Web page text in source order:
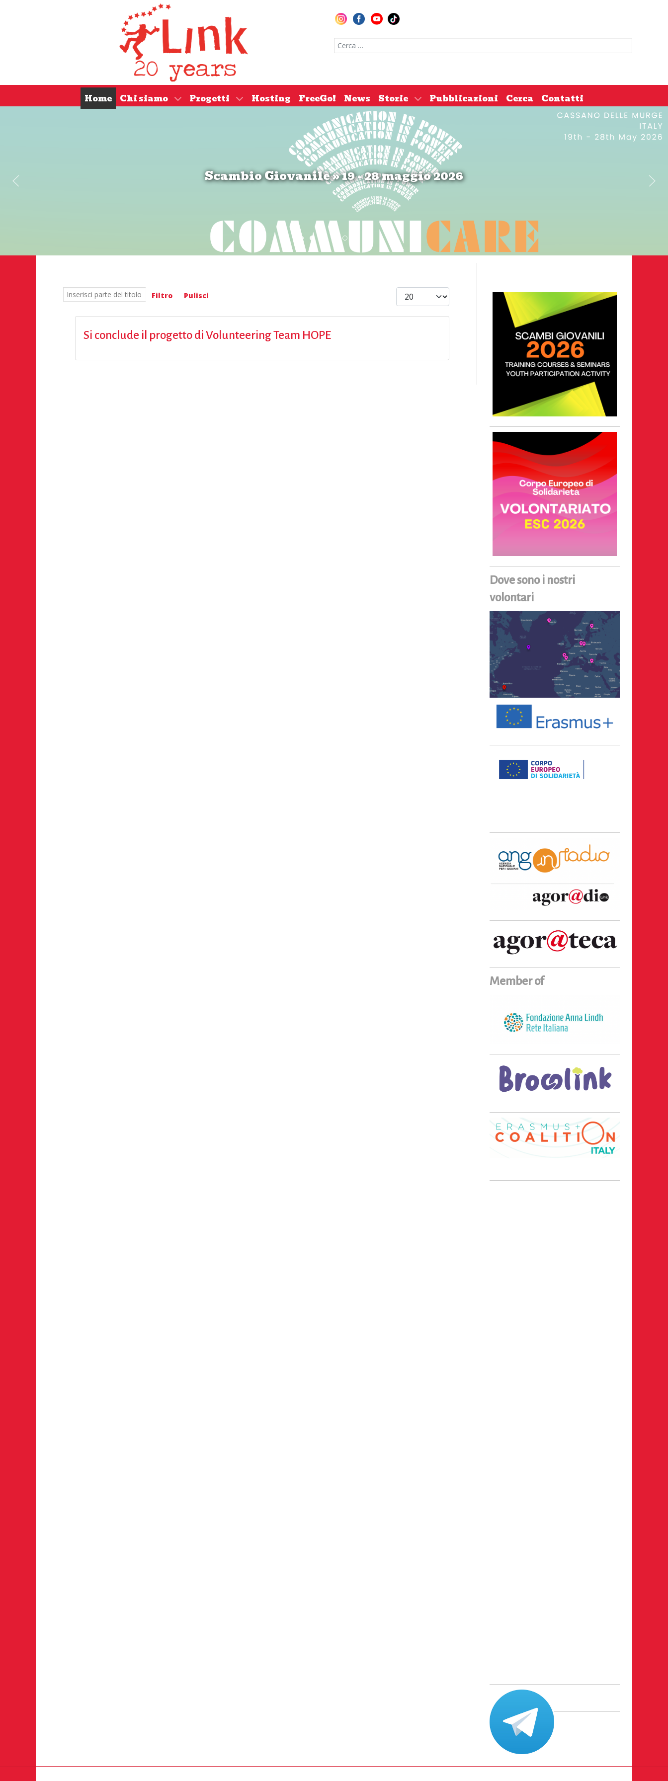
Cerca nel sito
Home Chi siamo Progetti Hosting FreeGo! News Storie Pubblicazioni Cerca Contatti
Scambio Giovanile » 19 - 28 maggio 2026
Scambio Giovanile » 19 - 28 maggio 2026
ESC » Volontariato internazionale
Scopri dove sono i nostri volontari
DiscoverEu Inclusion
Inserisci parte del titolo Filtro Pulisci Visualizza #
Si conclude il progetto di Volunteering Team HOPE
Dove sono i nostri
volontari
Member of